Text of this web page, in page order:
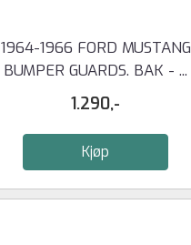
1964-1966 FORD MUSTANG
BUMPER GUARDS. BAK - ...
1.290,-
Kjøp